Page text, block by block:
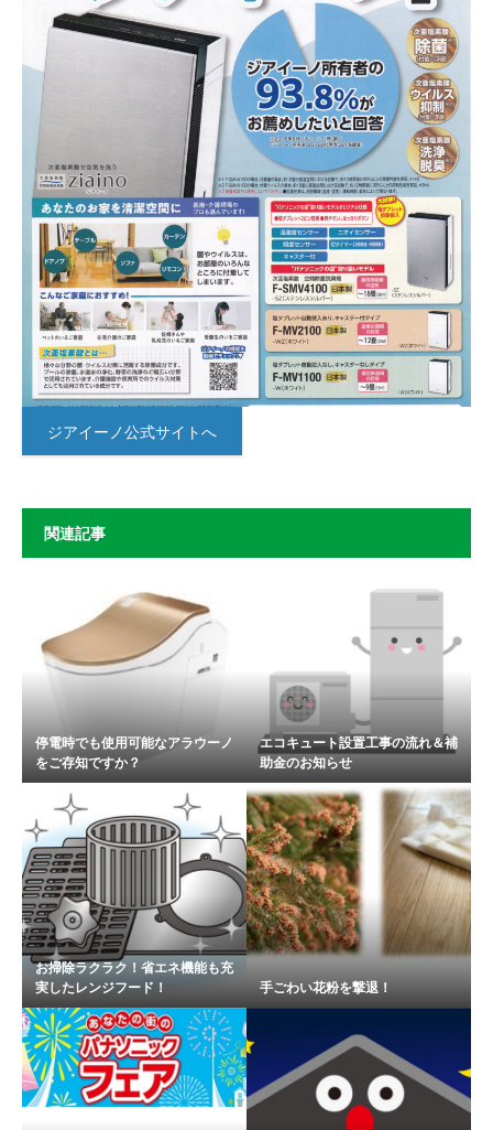
ジアイーノ公式サイトへ
関連記事
停電時でも使用可能なアラウーノ
をご存知ですか？
エコキュート設置工事の流れ＆補
助金のお知らせ
お掃除ラクラク！省エネ機能も充
実したレンジフード！
手ごわい花粉を撃退！